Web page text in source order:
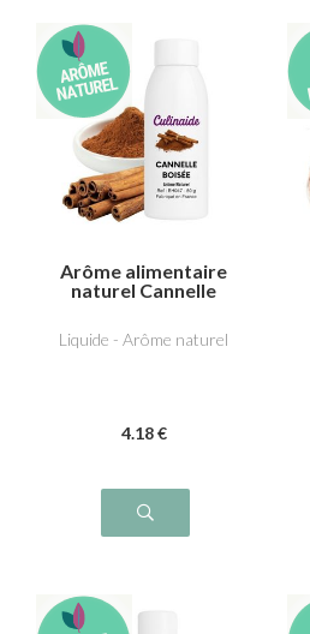
Arôme alimentaire
naturel Cannelle
Liquide - Arôme naturel
4.18 €